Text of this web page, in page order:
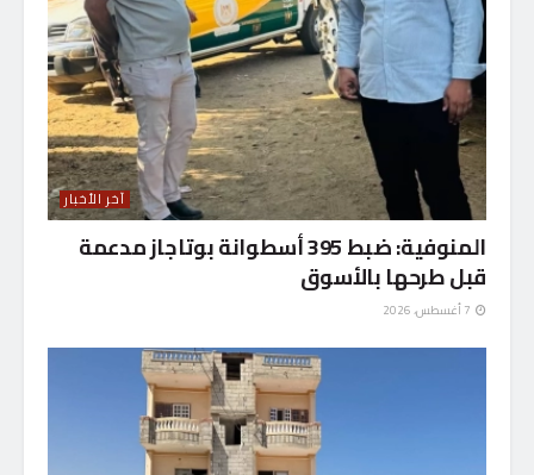
آخر الأخبار
المنوفية: ضبط 395 أسطوانة بوتاجاز مدعمة
قبل طرحها بالأسوق